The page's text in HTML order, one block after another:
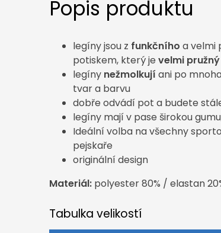
Popis produktu
legíny jsou z funkčního a velmi
potiskem, který je velmi pružný
legíny nežmolkují ani po
tvar a barvu
dobře odvádí pot a budete
legíny mají v pase širokou
Ideální volba na všechny
pejskaře
originální design
Materiál: polyester 80% / elastan
Tabulka velikostí